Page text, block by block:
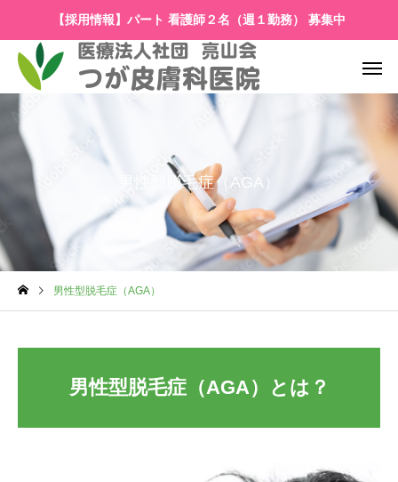
【採用情報】パート 看護師２名（週１勤務） 募集中
男性型脱毛症（AGA）
男性型脱毛症（AGA）
男性型脱毛症（AGA）とは？